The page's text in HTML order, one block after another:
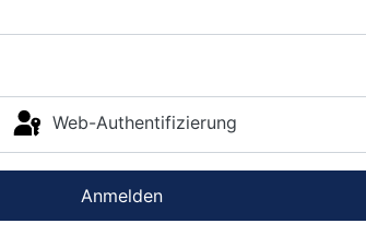
Web-Authentifizierung
Anmelden